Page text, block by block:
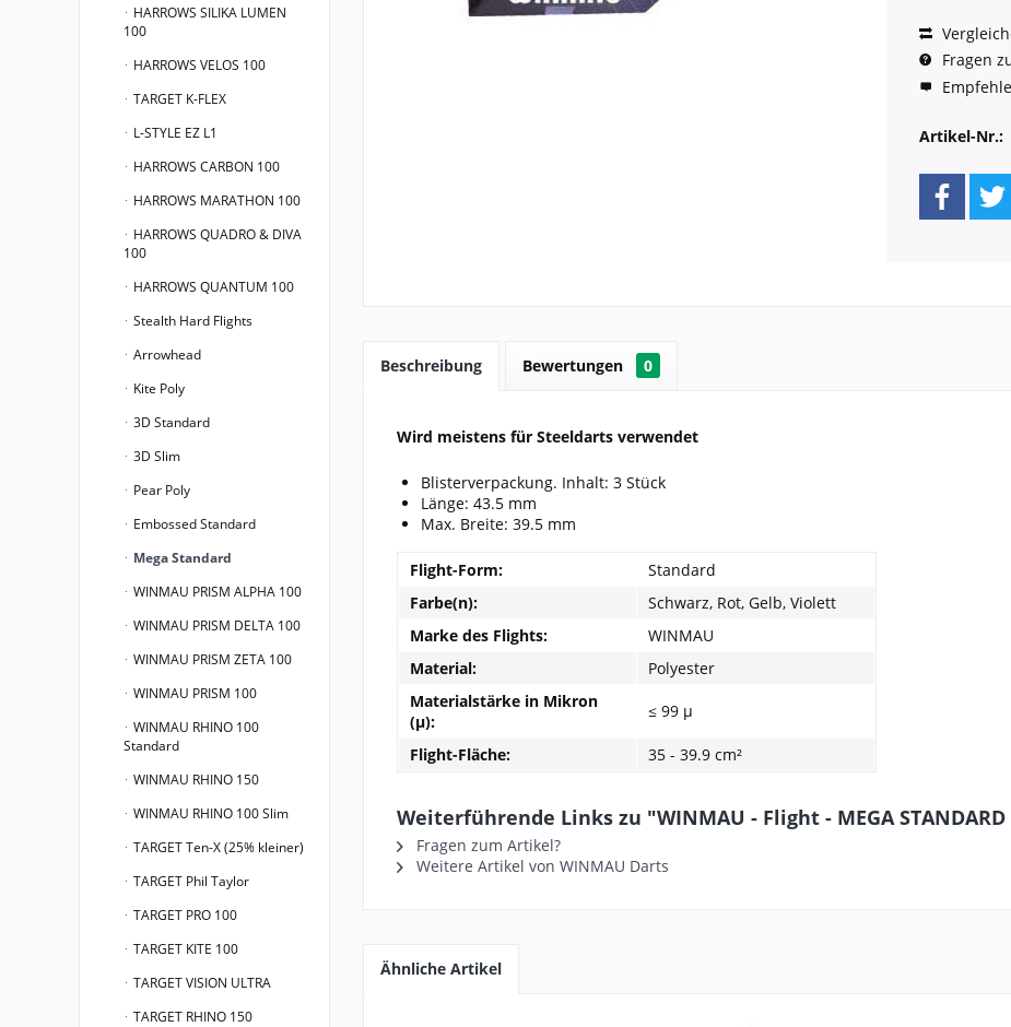
HARROWS SILIKA LUMEN
100
HARROWS VELOS 100
TARGET K-FLEX
L-STYLE EZ L1
HARROWS CARBON 100
HARROWS MARATHON 100
HARROWS QUADRO & DIVA
100
HARROWS QUANTUM 100
Stealth Hard Flights
Arrowhead
Kite Poly
3D Standard
3D Slim
Pear Poly
Embossed Standard
Mega Standard
WINMAU PRISM ALPHA 100
WINMAU PRISM DELTA 100
WINMAU PRISM ZETA 100
WINMAU PRISM 100
WINMAU RHINO 100
Standard
WINMAU RHINO 150
WINMAU RHINO 100 Slim
TARGET Ten-X (25% kleiner)
TARGET Phil Taylor
TARGET PRO 100
TARGET KITE 100
TARGET VISION ULTRA
TARGET RHINO 150
Fragen
Artikel-Nr.:
Beschreibung Bewertungen 0
Wird meistens für Steeldarts verwendet
Blisterverpackung. Inhalt: 3 Stück
Länge: 43.5 mm
Max. Breite: 39.5 mm
Flight-Form:
Standard
Farbe(n):
Schwarz, Rot, Gelb, Violett
Marke des Flights:
WINMAU
Material:
Polyester
Materialstärke in Mikron
(µ):
≤ 99 µ
Flight-Fläche: 35 - 39.9 cm²
Weiterführende Links zu "WINMAU - Flight - MEGA
Fragen zum Artikel?
Weitere Artikel von WINMAU Darts
Ähnliche Artikel